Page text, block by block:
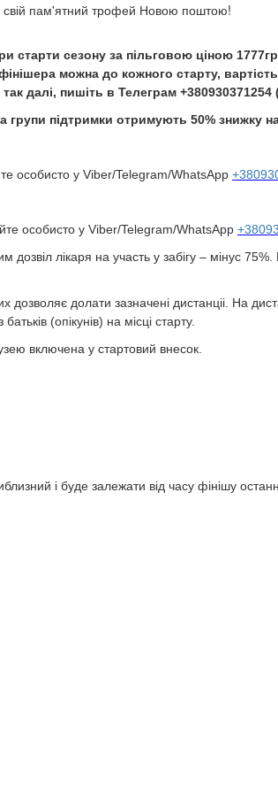
свій пам'ятний трофей Новою поштою!
сезону за пільговою ціною
можна до кожного старту,
далі, пишіть в Телеграм
підтримки отримують 50% знижку
особисто у Viber/Telegram/WhatsApp
особисто у Viber/Telegram/WhatsApp
лікаря на участь у забігу – мінус
дозволяє долати зазначені дистанціі. На
(опікунів) на місці старту.
включена у стартовий внесок.
і буде залежати від часу фінішу